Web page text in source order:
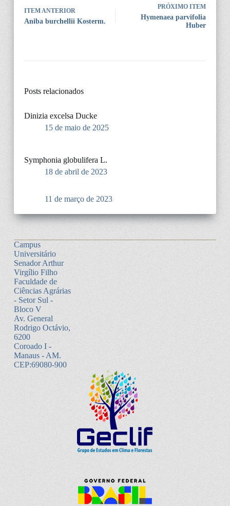
ITEM ANTERIOR
Aniba burchellii Kosterm.
PRÓXIMO ITEM
Hymenaea parvifolia
Huber
Posts relacionados
Dinizia excelsa Ducke
15 de maio de 2025
Symphonia globulifera L.
18 de abril de 2023
11 de março de 2023
Campus
Universitário
Senador Arthur
Virgílio Filho
Faculdade de
Ciências Agrárias
- Setor Sul -
Bloco V
Av. General
Rodrigo Octávio,
6200
Coroado I -
Manaus - AM.
CEP:69080-900